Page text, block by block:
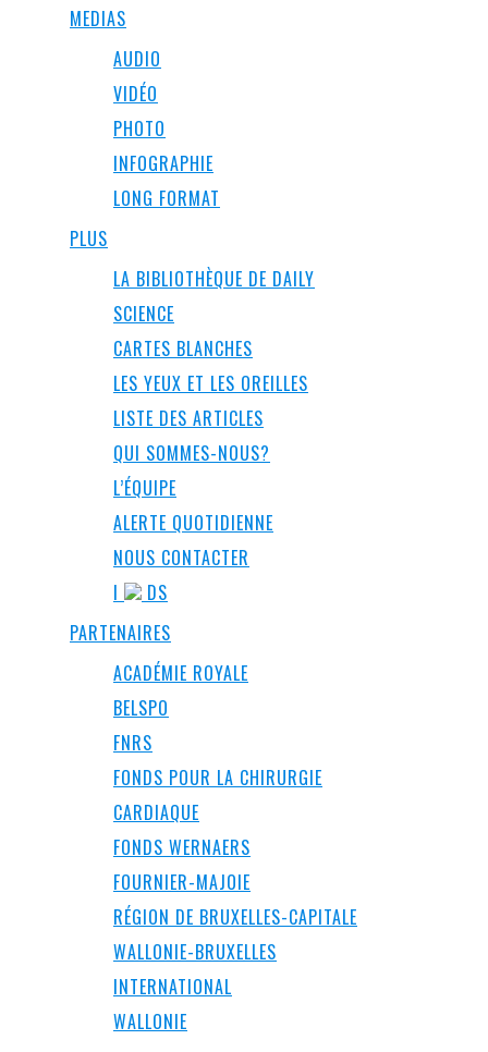
MEDIAS
AUDIO
VIDÉO
PHOTO
INFOGRAPHIE
LONG FORMAT
PLUS
LA BIBLIOTHÈQUE DE DAILY
SCIENCE
CARTES BLANCHES
LES YEUX ET LES OREILLES
LISTE DES ARTICLES
QUI SOMMES-NOUS?
L’ÉQUIPE
ALERTE QUOTIDIENNE
NOUS CONTACTER
I
DS
PARTENAIRES
ACADÉMIE ROYALE
BELSPO
FNRS
FONDS POUR LA CHIRURGIE
CARDIAQUE
FONDS WERNAERS
FOURNIER-MAJOIE
RÉGION DE BRUXELLES-CAPITALE
WALLONIE-BRUXELLES
INTERNATIONAL
WALLONIE